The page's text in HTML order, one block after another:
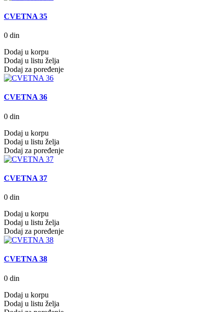
CVETNA 35
0 din
Dodaj u korpu
Dodaj u listu želja
Dodaj za poređenje
CVETNA 36
0 din
Dodaj u korpu
Dodaj u listu želja
Dodaj za poređenje
CVETNA 37
0 din
Dodaj u korpu
Dodaj u listu želja
Dodaj za poređenje
CVETNA 38
0 din
Dodaj u korpu
Dodaj u listu želja